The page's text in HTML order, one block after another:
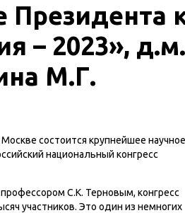
– 2023»,
М.Г.
состоится крупнейшее научное
национальный конгресс
С.К. Терновым, конгресс
участников. Это один из немногих